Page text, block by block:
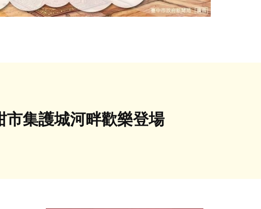
集護城河畔歡樂登場